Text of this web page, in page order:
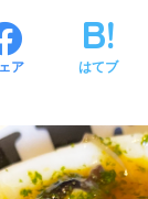
ア はてブ